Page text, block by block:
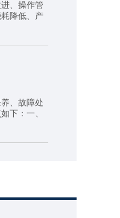
、操作管
降低、产
、故障处
下：一、